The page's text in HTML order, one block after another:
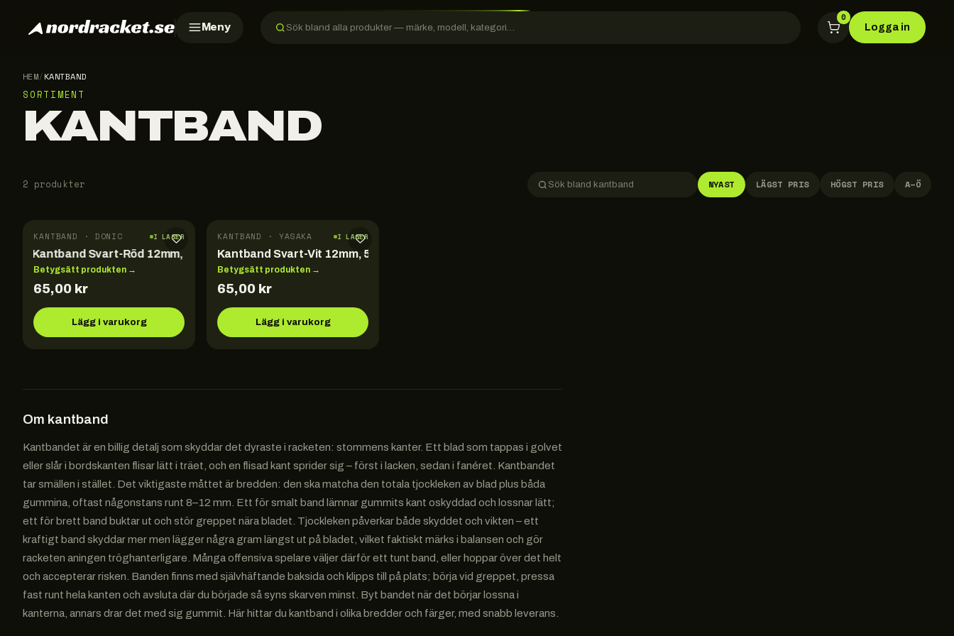
Meny
0
Logga in
HEM/KANTBAND
SORTIMENT
KANTBAND
2 produkter NYAST LÄGST PRIS HÖGST PRIS A–Ö
KANTBAND · DONIC I LAGER
Kantband Svart-Röd 12mm, 5m
Betygsätt produkten →
65,00 kr
Lägg i varukorg
KANTBAND · YASAKA I LAGER
Kantband Svart-Vit 12mm, 5m
Betygsätt produkten →
65,00 kr
Lägg i varukorg
Om kantband
Kantbandet är en billig detalj som skyddar det dyraste i racketen: stommens kanter. Ett blad som tappas i golvet
eller slår i bordskanten flisar lätt i träet, och en flisad kant sprider sig – först i lacken, sedan i fanéret. Kantbandet
tar smällen i stället. Det viktigaste måttet är bredden: den ska matcha den totala tjockleken av blad plus båda
gummina, oftast någonstans runt 8–12 mm. Ett för smalt band lämnar gummits kant oskyddad och lossnar lätt;
ett för brett band buktar ut och stör greppet nära bladet. Tjockleken påverkar både skyddet och vikten – ett
kraftigt band skyddar mer men lägger några gram längst ut på bladet, vilket faktiskt märks i balansen och gör
racketen aningen tröghanterligare. Många offensiva spelare väljer därför ett tunt band, eller hoppar över det helt
och accepterar risken. Banden finns med självhäftande baksida och klipps till på plats; börja vid greppet, pressa
fast runt hela kanten och avsluta där du började så syns skarven minst. Byt bandet när det börjar lossna i
kanterna, annars drar det med sig gummit. Här hittar du kantband i olika bredder och färger, med snabb leverans.